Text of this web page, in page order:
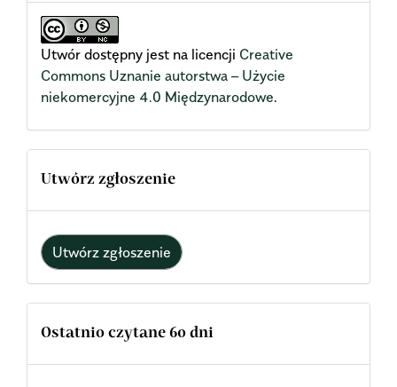
Utwór dostępny jest na licencji Creative
Commons Uznanie autorstwa – Użycie
niekomercyjne 4.0 Międzynarodowe.
Utwórz zgłoszenie
Utwórz zgłoszenie
Ostatnio czytane 60 dni